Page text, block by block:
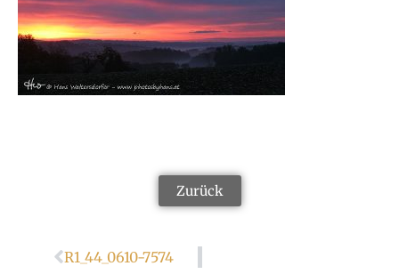
Zurück
R1_44_0610-7574